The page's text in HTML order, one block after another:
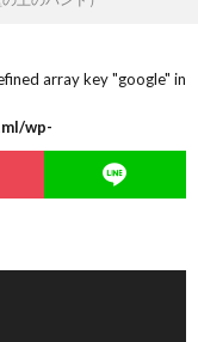
array key "google" in
wp-